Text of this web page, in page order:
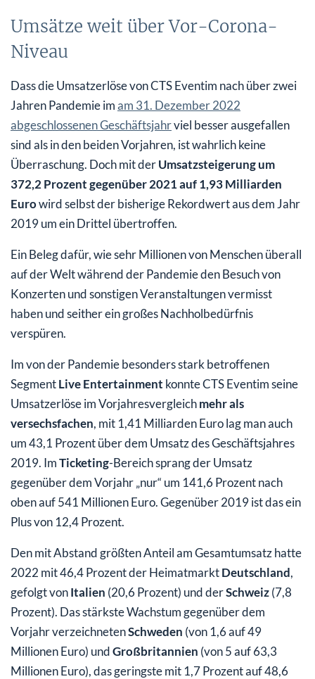
Umsätze weit über Vor-Corona-
Niveau
Dass die Umsatzerlöse von CTS Eventim nach über zwei
Jahren Pandemie imam 31. Dezember 2022
abgeschlossenen Geschäftsjahrviel besser ausgefallen
sind als in den beiden Vorjahren, ist wahrlich keine
Überraschung. Doch mit derUmsatzsteigerung um
372,2 Prozent gegenüber 2021 auf 1,93 Milliarden
Eurowird selbst der bisherige Rekordwert aus dem Jahr
2019 um ein Drittel übertroffen.
Ein Beleg dafür, wie sehr Millionen von Menschen überall
auf der Welt während der Pandemie den Besuch von
Konzerten und sonstigen Veranstaltungen vermisst
haben und seither ein großes Nachholbedürfnis
verspüren.
Im von der Pandemie besonders stark betroffenen
SegmentLive Entertainment konnte CTS Eventim seine
Umsatzerlöse im Vorjahresvergleichmehr als
versechsfachen, mit 1,41 Milliarden Euro lag man auch
um 43,1 Prozent über dem Umsatz des Geschäftsjahres
2019. ImTicketing-Bereich sprang der Umsatz
gegenüber dem Vorjahr „nur“ um 141,6 Prozent nach
oben auf 541 Millionen Euro. Gegenüber 2019 ist das ein
Plus von 12,4 Prozent.
Den mit Abstand größten Anteil am Gesamtumsatz hatte
2022 mit 46,4 Prozent der HeimatmarktDeutschland,
gefolgt vonItalien (20,6 Prozent) und derSchweiz(7,8
Prozent). Das stärkste Wachstum gegenüber dem
Vorjahr verzeichnetenSchweden (von 1,6 auf 49
Millionen Euro) undGroßbritannien (von 5 auf 63,3
Millionen Euro), das geringste mit 1,7 Prozent auf 48,6